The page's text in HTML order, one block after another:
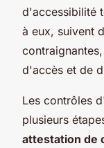
d'accessibilité
à eux, suivent
d'accès et de
Les contrôles
plusieurs
attestation de